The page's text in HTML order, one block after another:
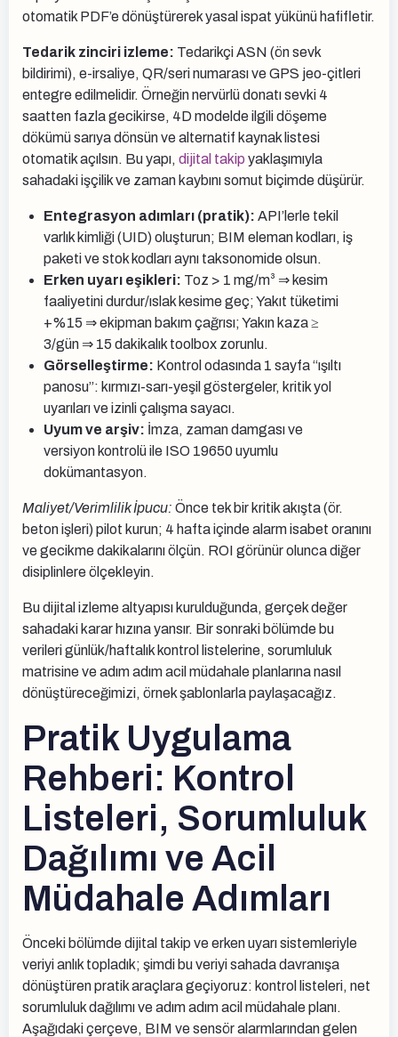
otomatik PDF’e dönüştürerek yasal ispat yükünü hafifletir.
Tedarik zinciri izleme: Tedarikçi ASN (ön sevk
bildirimi), e-irsaliye, QR/seri numarası ve GPS jeo-çitleri
entegre edilmelidir. Örneğin nervürlü donatı sevki 4
saatten fazla gecikirse, 4D modelde ilgili döşeme
dökümü sarıya dönsün ve alternatif kaynak listesi
otomatik açılsın. Bu yapı, dijital takip yaklaşımıyla
sahadaki işçilik ve zaman kaybını somut biçimde düşürür.
Entegrasyon adımları (pratik): API’lerle tekil
varlık kimliği (UID) oluşturun; BIM eleman kodları, iş
paketi ve stok kodları aynı taksonomide olsun.
Erken uyarı eşikleri: Toz > 1 mg/m³ ⇒ kesim
faaliyetini durdur/ıslak kesime geç; Yakıt tüketimi
+%15 ⇒ ekipman bakım çağrısı; Yakın kaza ≥
3/gün ⇒ 15 dakikalık toolbox zorunlu.
Görselleştirme: Kontrol odasında 1 sayfa “ışıltı
panosu”: kırmızı-sarı-yeşil göstergeler, kritik yol
uyarıları ve izinli çalışma sayacı.
Uyum ve arşiv: İmza, zaman damgası ve
versiyon kontrolü ile ISO 19650 uyumlu
dokümantasyon.
Maliyet/Verimlilik İpucu: Önce tek bir kritik akışta (ör.
beton işleri) pilot kurun; 4 hafta içinde alarm isabet oranını
ve gecikme dakikalarını ölçün. ROI görünür olunca diğer
disiplinlere ölçekleyin.
Bu dijital izleme altyapısı kurulduğunda, gerçek değer
sahadaki karar hızına yansır. Bir sonraki bölümde bu
verileri günlük/haftalık kontrol listelerine, sorumluluk
matrisine ve adım adım acil müdahale planlarına nasıl
dönüştüreceğimizi, örnek şablonlarla paylaşacağız.
Pratik Uygulama
Rehberi: Kontrol
Listeleri, Sorumluluk
Dağılımı ve Acil
Müdahale Adımları
Önceki bölümde dijital takip ve erken uyarı sistemleriyle
veriyi anlık topladık; şimdi bu veriyi sahada davranışa
dönüştüren pratik araçlara geçiyoruz: kontrol listeleri, net
sorumluluk dağılımı ve adım adım acil müdahale planı.
Aşağıdaki çerçeve, BIM ve sensör alarmlarından gelen